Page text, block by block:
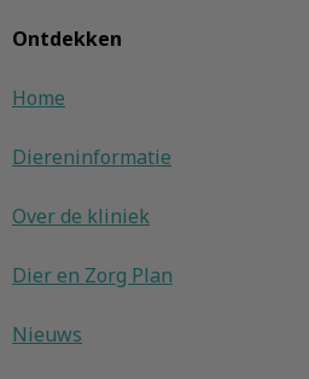
Ontdekken
Home
Diereninformatie
Over de kliniek
Dier en Zorg Plan
Nieuws